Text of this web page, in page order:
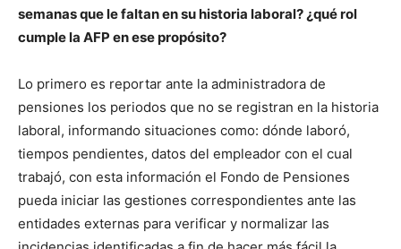
semanas que le faltan en su historia laboral? ¿qué rol
cumple la AFP en ese propósito?
Lo primero es reportar ante la administradora de
pensiones los periodos que no se registran en la historia
laboral, informando situaciones como: dónde laboró,
tiempos pendientes, datos del empleador con el cual
trabajó, con esta información el Fondo de Pensiones
pueda iniciar las gestiones correspondientes ante las
entidades externas para verificar y normalizar las